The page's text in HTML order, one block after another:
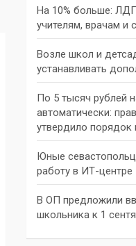
На 10% больше:
учителям, врачам и
Возле школ и
устанавливать
По 5 тысяч рублей
автоматически:
утвердило порядок
Юные
работу в ИТ-
В ОП предложили
школьника к 1